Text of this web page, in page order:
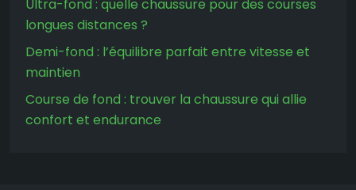
Ultra-fond : quelle chaussure pour des courses
longues distances ?
Demi-fond : l’équilibre parfait entre vitesse et
maintien
Course de fond : trouver la chaussure qui allie
confort et endurance